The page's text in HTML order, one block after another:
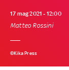
17 mag 2021 - 12:00
Matteo Rossini
©Kika Press